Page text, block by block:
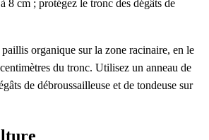
8 cm ; protégez le tronc des dégâts de
organique sur la zone racinaire, en le
du tronc. Utilisez un anneau de
de débroussailleuse et de tondeuse sur